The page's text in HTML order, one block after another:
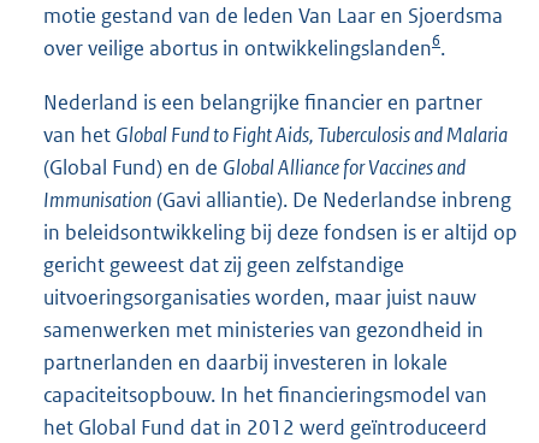
motie gestand van de leden Van Laar en Sjoerdsma
over veilige abortus in ontwikkelingslanden6.
Nederland is een belangrijke financier en partner
van het Global Fund to Fight Aids, Tuberculosis and Malaria
(Global Fund) en de Global Alliance for Vaccines and
Immunisation(Gavi alliantie). De Nederlandse inbreng
in beleidsontwikkeling bij deze fondsen is er altijd op
gericht geweest dat zij geen zelfstandige
uitvoeringsorganisaties worden, maar juist nauw
samenwerken met ministeries van gezondheid in
partnerlanden en daarbij investeren in lokale
capaciteitsopbouw. In het financieringsmodel van
het Global Fund dat in 2012 werd geïntroduceerd